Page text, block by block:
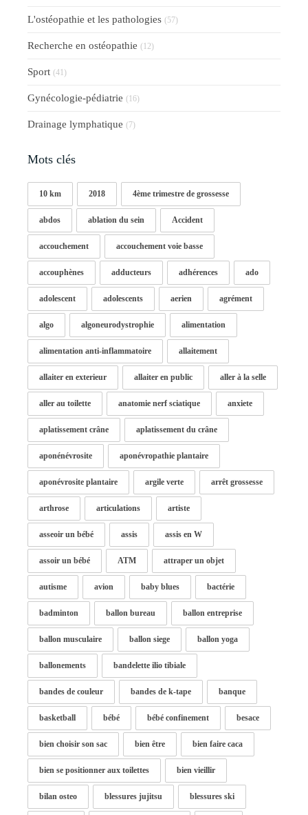
L'ostéopathie et les pathologies (57)
Recherche en ostéopathie (12)
Sport (41)
Gynécologie-pédiatrie (16)
Drainage lymphatique (7)
Mots clés
10 km 2018 4ème trimestre de grossesse
abdos ablation du sein Accident
accouchement accouchement voie basse
accouphènes adducteurs adhérences ado
adolescent adolescents aerien agrément
algo algoneurodystrophie alimentation
alimentation anti-inflammatoire allaitement
allaiter en exterieur allaiter en public aller à la selle
aller au toilette anatomie nerf sciatique anxiete
aplatissement crâne aplatissement du crâne
aponénévrosite aponévropathie plantaire
aponévrosite plantaire argile verte arrêt grossesse
arthrose articulations artiste
asseoir un bébé assis assis en W
assoir un bébé ATM attraper un objet
autisme avion baby blues bactérie
badminton ballon bureau ballon entreprise
ballon musculaire ballon siege ballon yoga
ballonements bandelette ilio tibiale
bandes de couleur bandes de k-tape banque
basketball bébé bébé confinement besace
bien choisir son sac bien être bien faire caca
bien se positionner aux toilettes bien vieillir
bilan osteo blessures jujitsu blessures ski